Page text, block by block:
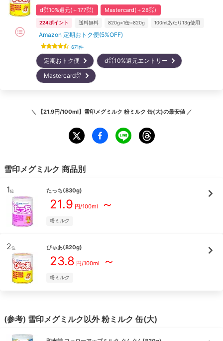
d㌽10%還元(＋177㌽) Mastercard(＋28㌽)
224ポイント 送料無料 820g×1缶=820g 100mlあたり13g使用
Amazon 定期おトク便(5%OFF)
671件
定期おトク便
d㌽10%還元エントリー
Mastercard㌽
＼ 【21.9円/100ml】雪印メグミルク 粉ミルク 缶(大)の最安値 ／
雪印メグミルク 商品別
1位 たっち(830g)
21.9 円/100ml ～
粉ミルク
2位 ぴゅあ(820g)
23.8 円/100ml ～
粉ミルク
(参考) 雪印メグミルク以外粉ミルク 缶(大)